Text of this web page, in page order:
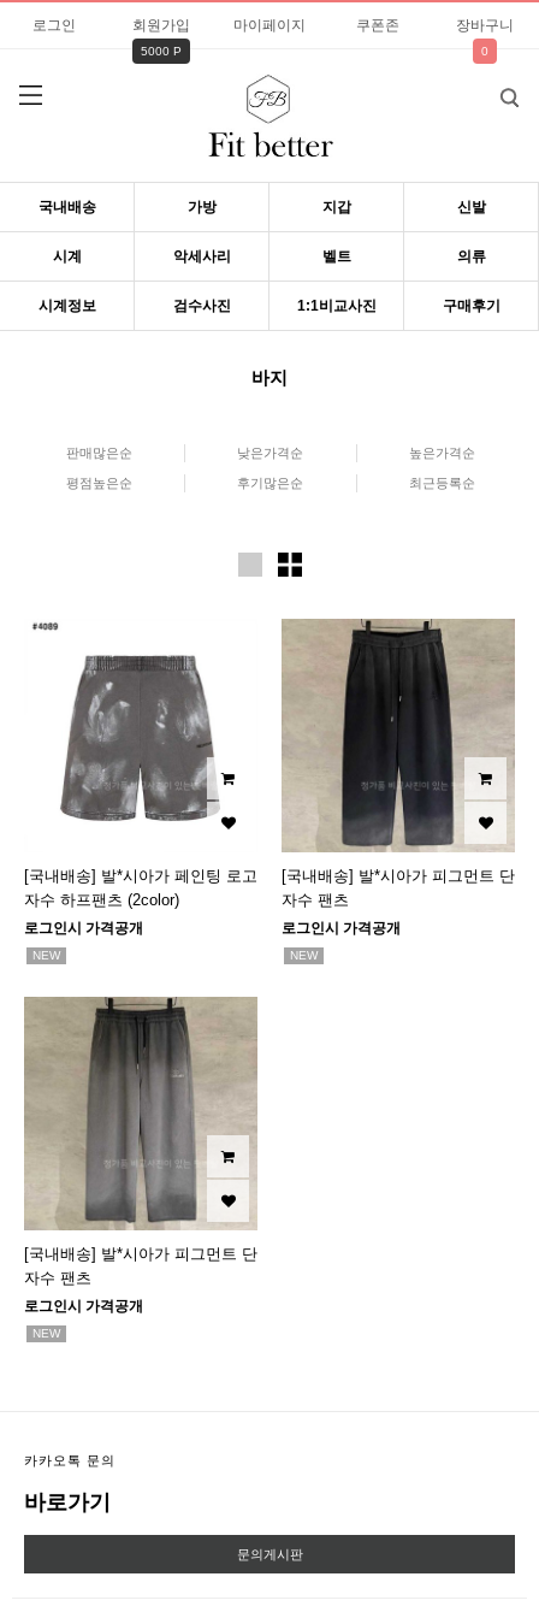
로그인 회원가입
5000 P
마이페이지 쿠폰존 장바구니
0
국내배송 가방 지갑 신발
시계 악세사리 벨트 의류
시계정보 검수사진 1:1비교사진 구매후기
바지
판매많은순 낮은가격순 높은가격순
평점높은순 후기많은순 최근등록순
[국내배송] 발*시아가 페인팅 로고
자수 하프팬츠 (2color)
로그인시 가격공개
NEW
[국내배송] 발*시아가 피그먼트 단
자수 팬츠
로그인시 가격공개
NEW
[국내배송] 발*시아가 피그먼트 단
자수 팬츠
로그인시 가격공개
NEW
카카오톡 문의
바로가기
문의게시판